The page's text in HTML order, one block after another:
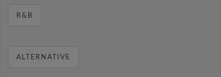
R&B
ALTERNATIVE